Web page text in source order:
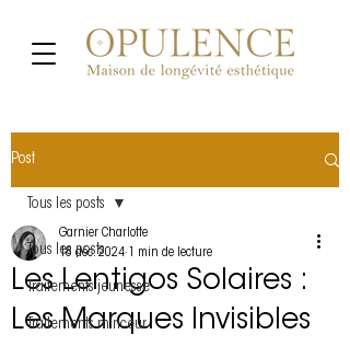
Post
Tous les posts
Traitements jeunesse
Traitements minceur
Tous les posts
Les Lentigos Solaires :
Les Marques Invisibles
Garnier Charlotte
18 déc. 2024
1 min de lecture